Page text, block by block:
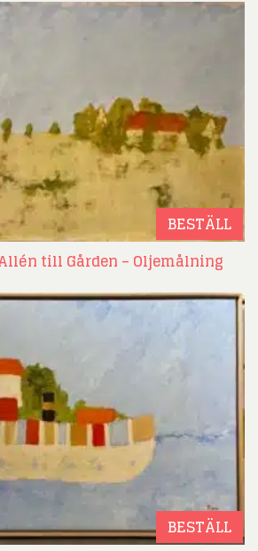
BESTÄLL
till Gården – Oljemålning
BESTÄLL